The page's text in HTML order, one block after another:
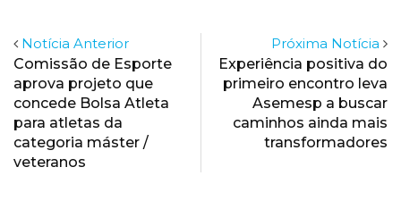
Notícia Anterior
Comissão de Esporte
aprova projeto que
concede Bolsa Atleta
para atletas da
categoria máster /
veteranos
Próxima Notícia
Experiência positiva do
primeiro encontro leva
Asemesp a buscar
caminhos ainda mais
transformadores